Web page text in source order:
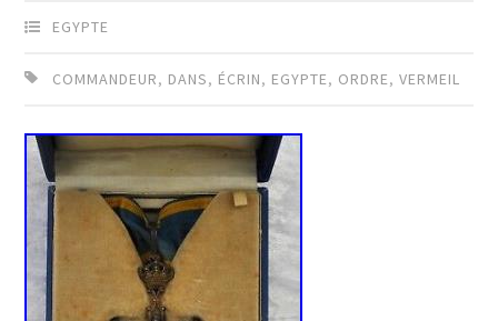
EGYPTE
COMMANDEUR, DANS, ÉCRIN, EGYPTE, ORDRE,VERMEIL